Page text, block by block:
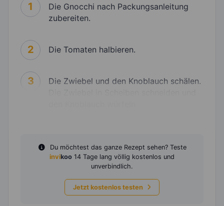
1
Die Gnocchi nach Packungsanleitung
zubereiten.
2 Die Tomaten halbieren.
3
Die Zwiebel und den Knoblauch schälen.
Du möchtest das ganze Rezept sehen? Teste
invikoo 14 Tage lang völlig kostenlos und
unverbindlich.
Jetzt kostenlos testen